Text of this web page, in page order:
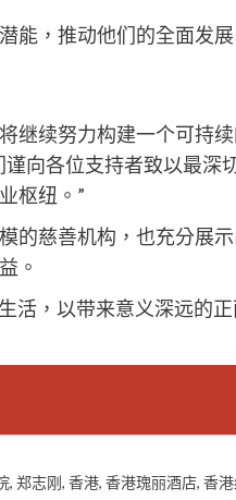
能，推动他们的全面发展
继续努力构建一个可持
向各位支持者致以最深
枢纽。”
的慈善机构，也充分展
。
活，以带来意义深远的
, 郑志刚, 香港, 香港瑰丽酒店, 香